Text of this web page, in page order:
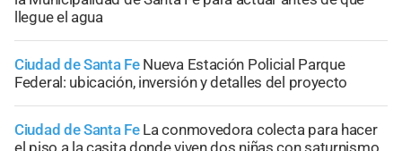
llegue el agua
Ciudad de Santa Fe Nueva Estación Policial Parque
Federal: ubicación, inversión y detalles del proyecto
Ciudad de Santa Fe La conmovedora colecta para hacer
el piso a la casita donde viven dos niñas con saturnismo